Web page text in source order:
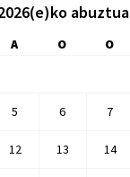
abuztua
A O O
5 6 7
12 13 14